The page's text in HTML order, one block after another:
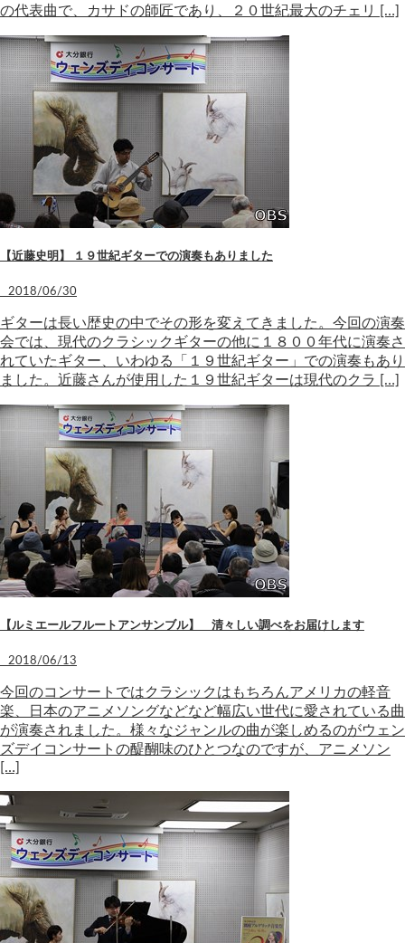
の代表曲で、カサドの師匠であり、２０世紀最大のチェリ […]
【近藤史明】 １９世紀ギターでの演奏もありました
2018/06/30
ギターは長い歴史の中でその形を変えてきました。今回の演奏
会では、現代のクラシックギターの他に１８００年代に演奏さ
れていたギター、いわゆる「１９世紀ギター」での演奏もあり
ました。近藤さんが使用した１９世紀ギターは現代のクラ […]
【ルミエールフルートアンサンブル】 清々しい調べをお届けします
2018/06/13
今回のコンサートではクラシックはもちろんアメリカの軽音
楽、日本のアニメソングなどなど幅広い世代に愛されている曲
が演奏されました。様々なジャンルの曲が楽しめるのがウェン
ズデイコンサートの醍醐味のひとつなのですが、アニメソン
[…]